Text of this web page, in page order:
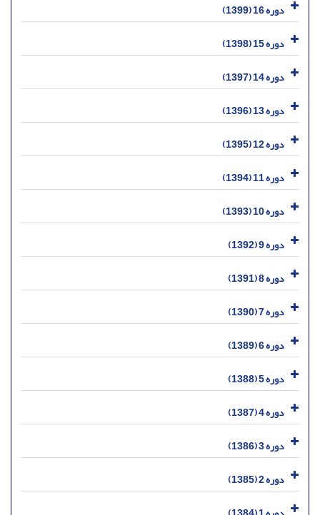
دوره 16 (1399)
دوره 15 (1398)
دوره 14 (1397)
دوره 13 (1396)
دوره 12 (1395)
دوره 11 (1394)
دوره 10 (1393)
دوره 9 (1392)
دوره 8 (1391)
دوره 7 (1390)
دوره 6 (1389)
دوره 5 (1388)
دوره 4 (1387)
دوره 3 (1386)
دوره 2 (1385)